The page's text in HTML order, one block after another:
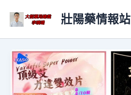
要
壯陽藥情報站
分
頁